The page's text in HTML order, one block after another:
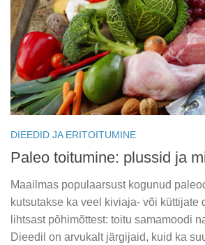
DIEEDID JA ERITOITUMINE
Paleo toitumine: plussid ja
Maailmas populaarsust kogunud
kutsutakse ka veel kiviaja- või küttijate
lihtsast põhimõttest: toitu samamoodi
Dieedil on arvukalt järgijaid, kuid ka